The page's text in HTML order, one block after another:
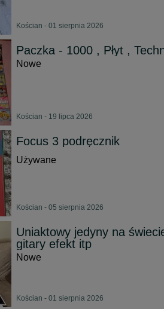
Kościan - 01 sierpnia 2026
Paczka - 1000 , Płyt ,
Nowe
Kościan - 19 lipca 2026
Focus 3 podręcznik
Używane
Kościan - 05 sierpnia 2026
Uniaktowy jedyny na
gitary efekt itp
Nowe
Kościan - 01 sierpnia 2026